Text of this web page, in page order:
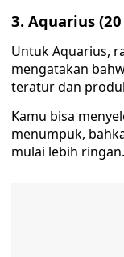
3. Aquarius
Untuk Aquarius,
mengatakan
teratur dan
Kamu bisa
menumpuk,
mulai lebih ringan.